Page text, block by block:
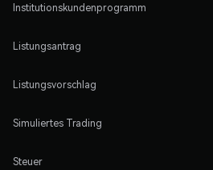
Institutionskundenprogramm
Listungsantrag
Listungsvorschlag
Simuliertes Trading
Steuer